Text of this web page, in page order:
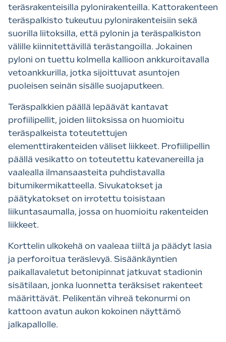
teräsrakenteisilla pylonirakenteilla. Kattorakenteen
teräspalkisto tukeutuu pylonirakenteisiin sekä
suorilla liitoksilla, että pylonin ja teräspalkiston
välille kiinnitettävillä terästangoilla. Jokainen
pyloni on tuettu kolmella kallioon ankkuroitavalla
vetoankkurilla, jotka sijoittuvat asuntojen
puoleisen seinän sisälle suojaputkeen.
Teräspalkkien päällä lepäävät kantavat
profiilipellit, joiden liitoksissa on huomioitu
teräspalkeista toteutettujen
elementtirakenteiden väliset liikkeet. Profiilipellin
päällä vesikatto on toteutettu katevanereilla ja
vaalealla ilmansaasteita puhdistavalla
bitumikermikatteella. Sivukatokset ja
päätykatokset on irrotettu toisistaan
liikuntasaumalla, jossa on huomioitu rakenteiden
liikkeet.
Korttelin ulkokehä on vaaleaa tiiltä ja päädyt lasia
ja perforoitua teräslevyä. Sisäänkäyntien
paikallavaletut betonipinnat jatkuvat stadionin
sisätilaan, jonka luonnetta teräksiset rakenteet
määrittävät. Pelikentän vihreä tekonurmi on
kattoon avatun aukon kokoinen näyttämö
jalkapallolle.